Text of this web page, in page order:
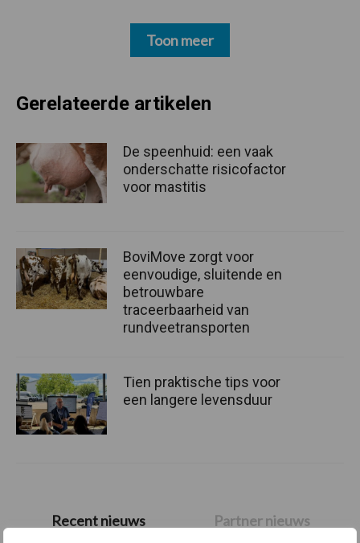
PrimaireRecent nieuws Partner nieuws
Toon meer
Gerelateerde artikelen
De speenhuid: een vaak
onderschatte risicofactor
voor mastitis
BoviMove zorgt voor
eenvoudige, sluitende en
betrouwbare
traceerbaarheid van
rundveetransporten
Tien praktische tips voor
een langere levensduur